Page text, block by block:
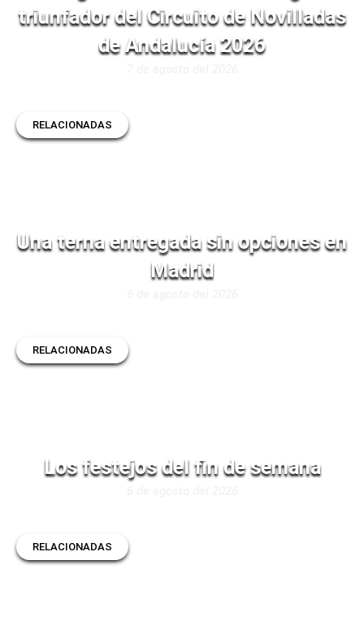
triunfador del Circuito de Novilladas
de Andalucía 2026
RELACIONADAS
Una terna entregada sin opciones en
Madrid
RELACIONADAS
Los festejos del fin de semana
RELACIONADAS